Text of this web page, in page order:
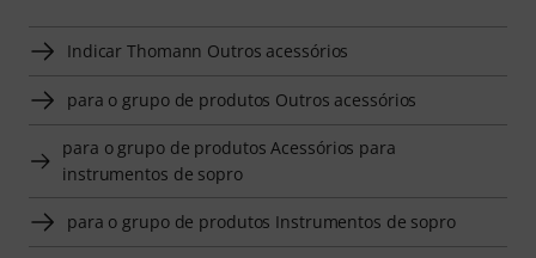
Indicar Thomann Outros acessórios
para o grupo de produtos Outros acessórios
para o grupo de produtos Acessórios para
instrumentos de sopro
para o grupo de produtos Instrumentos de sopro